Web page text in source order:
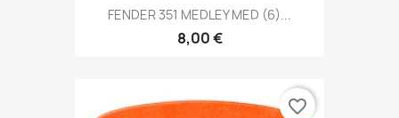
FENDER 351 MEDLEY MED (6)...
8,00 €
favorite_border